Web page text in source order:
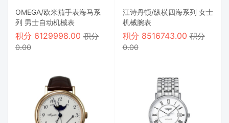
OMEGA/欧米茄手表海马系
列 男士自动机械表
积分 6129998.00 积分
0.00
江诗丹顿/纵横四海系列 女士
机械腕表
积分 8516743.00积分
0.00